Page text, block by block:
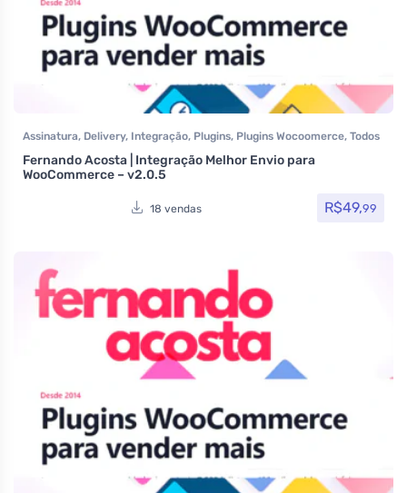
Assinatura, Delivery, Integração, Plugins, Plugins Wocoomerce, Todos
os itens
Woocommerce
Fernando Acosta | Integração Melhor Envio para
WooCommerce – v2.0.5
18 vendas R$49,99